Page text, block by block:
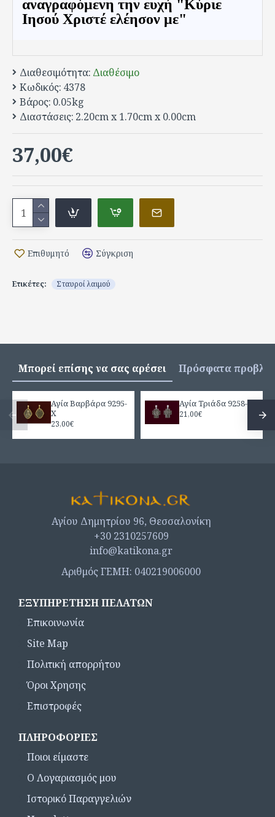
αναγραφόμενη την ευχή "Κύριε
Ιησού Χριστέ ελέησον με"
Διαθεσιμότητα: Διαθέσιμο
Κωδικός: 4378
Βάρος: 0.05kg
Διαστάσεις: 2.20cm x 1.70cm x 0.00cm
37,00€
Επιθυμητό Σύγκριση
Ετικέτες: Σταυροί λαιμού
Μπορεί επίσης να σας αρέσει Πρόσφατα
Αγία Βαρβάρα 9295-
X
23,00€
Αγία Τριάδα 9258-A
21,00€
Αγίου Δημητρίου 96, Θεσσαλονίκη
+30 2310257609
info@katikona.gr
Αριθμός ΓΕΜΗ: 040219006000
ΕΞΥΠΗΡΈΤΗΣΗ ΠΕΛΑΤΏΝ
Επικοινωνία
Site Map
Πολιτική απορρήτου
Όροι Χρησης
Επιστροφές
ΠΛΗΡΟΦΟΡΊΕΣ
Ποιοι είμαστε
Ο Λογαριασμός μου
Ιστορικό Παραγγελιών